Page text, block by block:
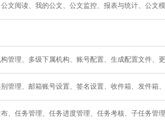
文阅读、我的公文、公文监控、报表与统计、公文
管理、多级下属机构、账号配置、生成配置文件、
管理、邮箱账号设置、签名设置、收件箱、发件箱
、任务管理、任务进度管理、任务考核、子任务管